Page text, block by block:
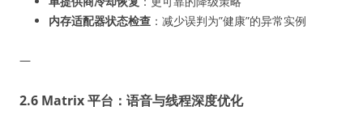
内存适配器状态检查 ：减少误判为”健康”的异常实例
—
2.6 Matrix 平台：语音与线程深度优化